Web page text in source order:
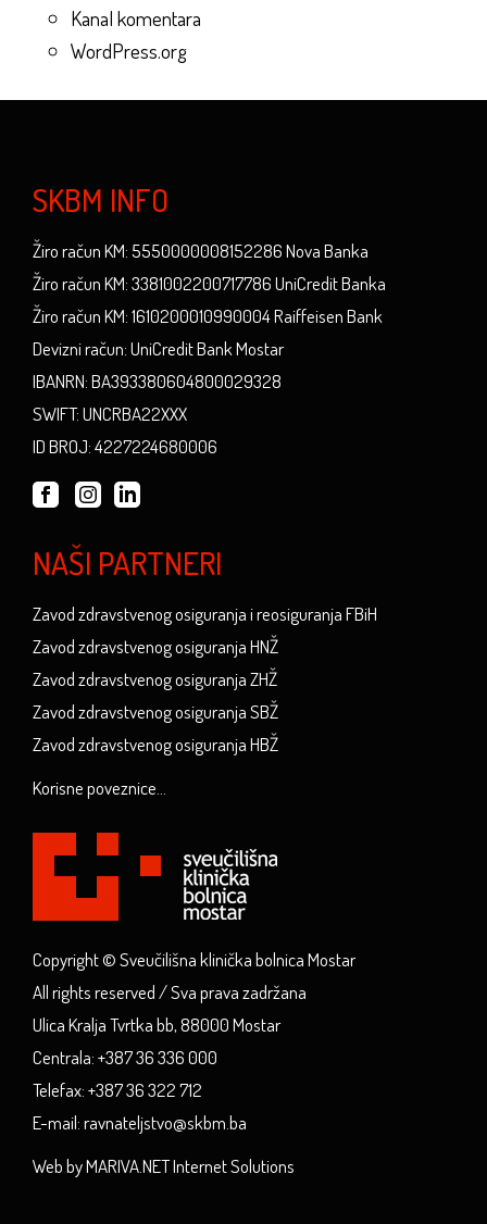
Kanal komentara
WordPress.org
SKBM INFO
Žiro račun KM: 5550000008152286 Nova Banka
Žiro račun KM: 3381002200717786 UniCredit Banka
Žiro račun KM: 1610200010990004 Raiffeisen Bank
Devizni račun: UniCredit Bank Mostar
IBANRN: BA393380604800029328
SWIFT: UNCRBA22XXX
ID BROJ: 4227224680006
NAŠI PARTNERI
Zavod zdravstvenog osiguranja i reosiguranja FBiH
Zavod zdravstvenog osiguranja HNŽ
Zavod zdravstvenog osiguranja ZHŽ
Zavod zdravstvenog osiguranja SBŽ
Zavod zdravstvenog osiguranja HBŽ
Korisne poveznice...
Copyright © Sveučilišna klinička bolnica Mostar
All rights reserved / Sva prava zadržana
Ulica Kralja Tvrtka bb, 88000 Mostar
Centrala: +387 36 336 000
Telefax: +387 36 322 712
E-mail: ravnateljstvo@skbm.ba
Web by MARIVA.NET Internet Solutions